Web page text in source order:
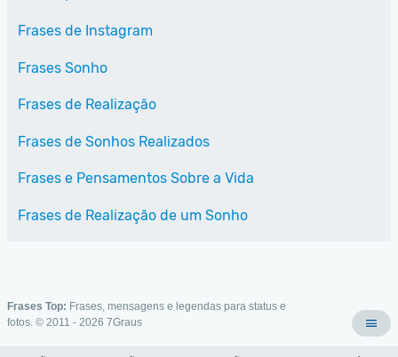
Frases de Instagram
Frases Sonho
Frases de Realização
Frases de Sonhos Realizados
Frases e Pensamentos Sobre a Vida
Frases de Realização de um Sonho
Frases Top: Frases, mensagens e legendas para status e
fotos. © 2011 - 2026 7Graus